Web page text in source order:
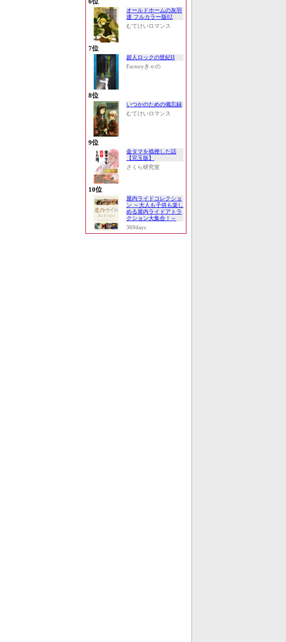
オールドホームの灰羽
達 フルカラー版02
むてけいロマンス
7位
超人ロックの世紀II
Factoryきゃの
8位
いつかのための備忘録
むてけいロマンス
9位
金タマを捻挫した話
【完玉版】
さくら研究室
10位
屋内ライドコレクショ
ン ～大人も子供も楽し
める屋内ライドアトラ
クション大集合！～
369days